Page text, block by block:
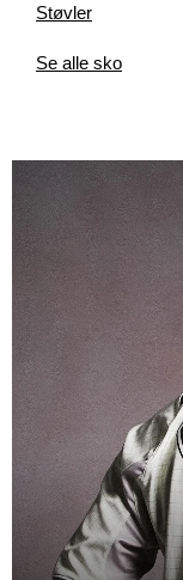
Støvler
Se alle sko